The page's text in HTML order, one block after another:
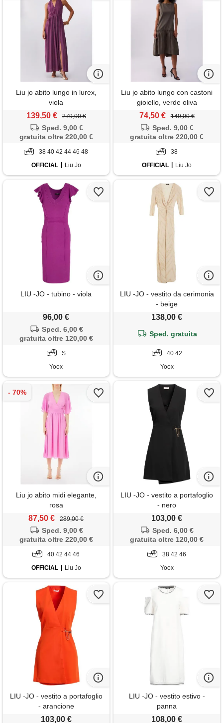
Liu jo abito lungo in lurex,
viola
139,50 € 279,00 €
Sped. 9,00 €
gratuita oltre 220,00 €
38 40 42 44 46 48
OFFICIAL
Liu Jo
Liu jo abito lungo con castoni
gioiello, verde oliva
74,50 € 149,00 €
Sped. 9,00 €
gratuita oltre 220,00 €
38
OFFICIAL
Liu Jo
LIU -JO - tubino - viola
96,00 €
Sped. 6,00 €
gratuita oltre 120,00 €
S
Yoox
LIU -JO - vestito da cerimonia
- beige
138,00 €
Sped. gratuita
40 42
Yoox
Liu jo abito midi elegante,
rosa
87,50 € 289,00 €
Sped. 9,00 €
gratuita oltre 220,00 €
40 42 44 46
OFFICIAL
Liu Jo
LIU -JO - vestito a portafoglio
- nero
103,00 €
Sped. 6,00 €
gratuita oltre 120,00 €
38 42 46
Yoox
LIU -JO - vestito a portafoglio
- arancione
103,00 €
LIU -JO - vestito estivo -
panna
108,00 €